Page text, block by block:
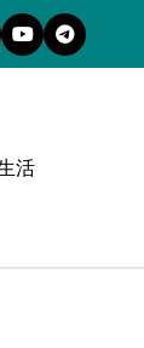
活